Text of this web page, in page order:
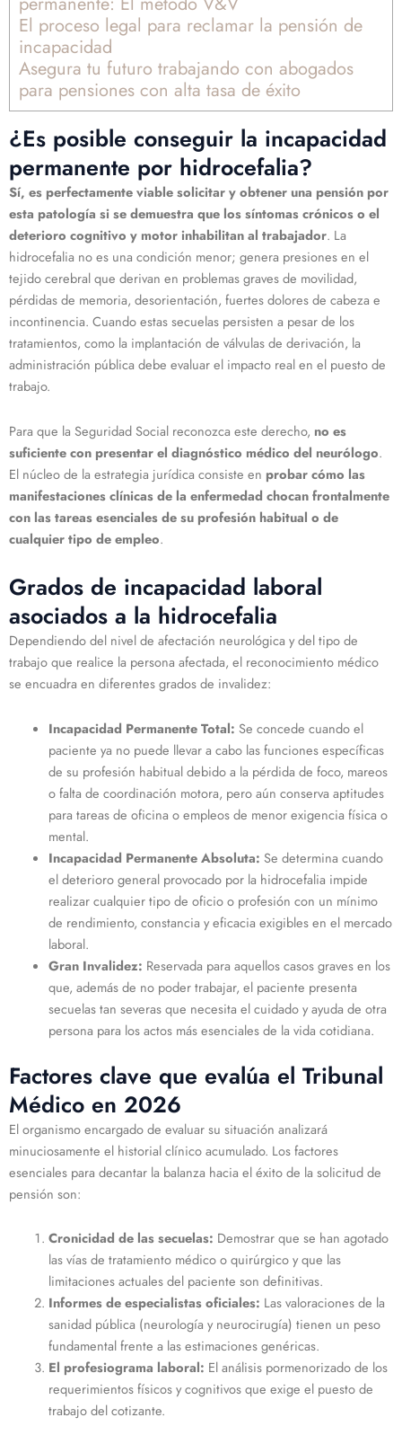
El proceso legal para reclamar la pensión de
incapacidad
Asegura tu futuro trabajando con abogados
para pensiones con alta tasa de éxito
¿Es posible conseguir la incapacidad
permanente por hidrocefalia?
Sí, es perfectamente viable solicitar y obtener una pensión por
esta patología si se demuestra que los síntomas crónicos o el
deterioro cognitivo y motor inhabilitan al trabajador. La
hidrocefalia no es una condición menor; genera presiones en el
tejido cerebral que derivan en problemas graves de movilidad,
pérdidas de memoria, desorientación, fuertes dolores de cabeza e
incontinencia. Cuando estas secuelas persisten a pesar de los
tratamientos, como la implantación de válvulas de derivación, la
administración pública debe evaluar el impacto real en el puesto de
trabajo.
Para que la Seguridad Social reconozca este derecho, no es
suficiente con presentar el diagnóstico médico del neurólogo.
El núcleo de la estrategia jurídica consiste en probar cómo las
manifestaciones clínicas de la enfermedad chocan frontalmente
con las tareas esenciales de su profesión habitual o de
cualquier tipo de empleo.
Grados de incapacidad laboral
asociados a la hidrocefalia
Dependiendo del nivel de afectación neurológica y del tipo de
trabajo que realice la persona afectada, el reconocimiento médico
se encuadra en diferentes grados de invalidez:
Incapacidad Permanente Total: Se concede cuando el
paciente ya no puede llevar a cabo las funciones específicas
de su profesión habitual debido a la pérdida de foco, mareos
o falta de coordinación motora, pero aún conserva aptitudes
para tareas de oficina o empleos de menor exigencia física o
mental.
Incapacidad Permanente Absoluta: Se determina cuando
el deterioro general provocado por la hidrocefalia impide
realizar cualquier tipo de oficio o profesión con un mínimo
de rendimiento, constancia y eficacia exigibles en el mercado
laboral.
Gran Invalidez: Reservada para aquellos casos graves en los
que, además de no poder trabajar, el paciente presenta
secuelas tan severas que necesita el cuidado y ayuda de otra
persona para los actos más esenciales de la vida cotidiana.
Factores clave que evalúa el Tribunal
Médico en 2026
El organismo encargado de evaluar su situación analizará
minuciosamente el historial clínico acumulado. Los factores
esenciales para decantar la balanza hacia el éxito de la solicitud de
pensión son:
Cronicidad de las secuelas: Demostrar que se han agotado
las vías de tratamiento médico o quirúrgico y que las
limitaciones actuales del paciente son definitivas.
Informes de especialistas oficiales: Las valoraciones de la
sanidad pública (neurología y neurocirugía) tienen un peso
fundamental frente a las estimaciones genéricas.
El profesiograma laboral: El análisis pormenorizado de los
requerimientos físicos y cognitivos que exige el puesto de
trabajo del cotizante.